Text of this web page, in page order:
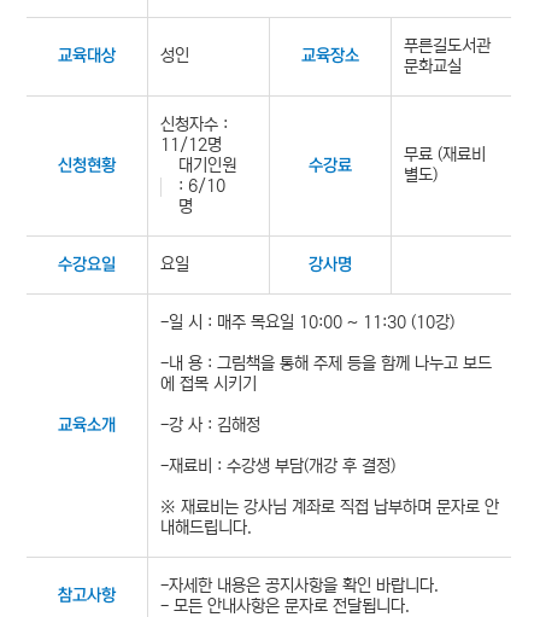
교육대상 성인 교육장소
푸른길도서관
문화교실
신청현황
신청자수 :
11/12명
대기인원
: 6/10
명
수강료
무료 (재료비
별도)
수강요일 요일 강사명
교육소개
-일 시 : 매주 목요일 10:00 ~ 11:30 (10강)
-내 용 : 그림책을 통해 주제 등을 함께 나누고 보드
에 접목 시키기
-강 사 : 김해정
-재료비 : 수강생 부담(개강 후 결정)
※ 재료비는 강사님 계좌로 직접 납부하며 문자로 안
내해드립니다.
참고사항
-자세한 내용은 공지사항을 확인 바랍니다.
- 모든 안내사항은 문자로 전달됩니다.